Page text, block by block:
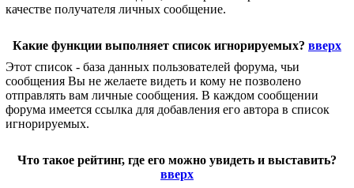
качестве получателя личных сообщение.
Какие функции выполняет список игнорируемых? вверх
Этот список - база данных пользователей форума, чьи
сообщения Вы не желаете видеть и кому не позволено
отправлять вам личные сообщения. В каждом сообщении
форума имеется ссылка для добавления его автора в список
игнорируемых.
Что такое рейтинг, где его можно увидеть и выставить?
вверх